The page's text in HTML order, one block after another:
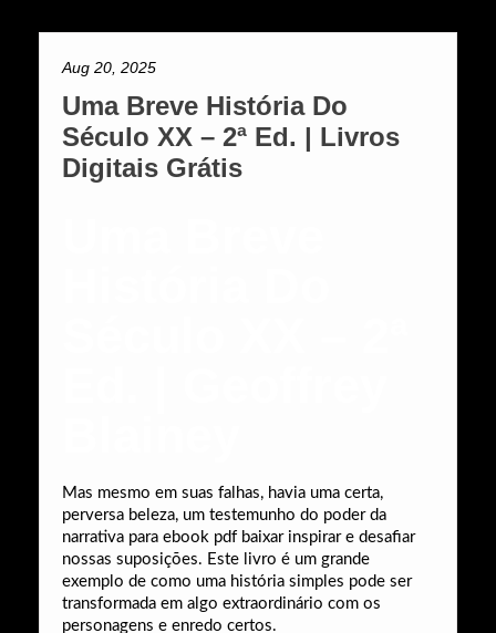
Aug 20, 2025
Uma Breve História Do
Século XX – 2ª Ed. | Livros
Digitais Grátis
Mas mesmo em suas falhas, havia uma certa,
perversa beleza, um testemunho do poder da
narrativa para ebook pdf baixar inspirar e desafiar
nossas suposições. Este livro é um grande
exemplo de como uma história simples pode ser
transformada em algo extraordinário com os
personagens e enredo certos.